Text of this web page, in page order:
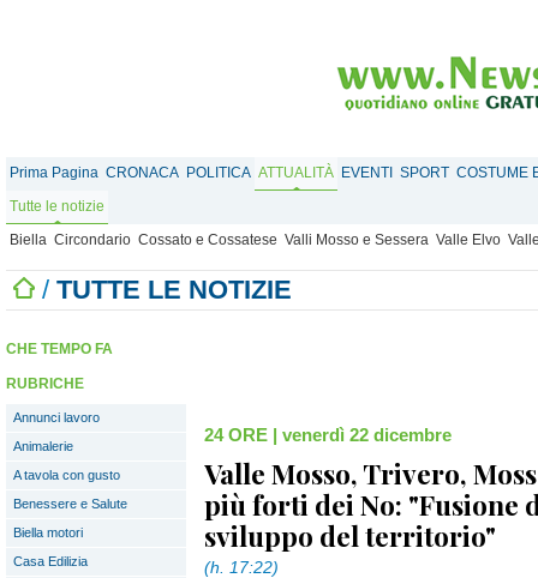
Prima Pagina CRONACA POLITICA ATTUALITÀ EVENTI SPORT COSTUME
Tutte le notizie
Biella Circondario Cossato e Cossatese Valli Mosso e Sessera Valle Elvo
/ TUTTE LE NOTIZIE
CHE TEMPO FA
RUBRICHE
Annunci lavoro
Animalerie
A tavola con gusto
Benessere e Salute
Biella motori
Casa Edilizia
24 ORE | venerdì 22 dicembre
Valle Mosso, Trivero,
più forti dei No: "Fusione
sviluppo del territorio"
(h. 17:22)